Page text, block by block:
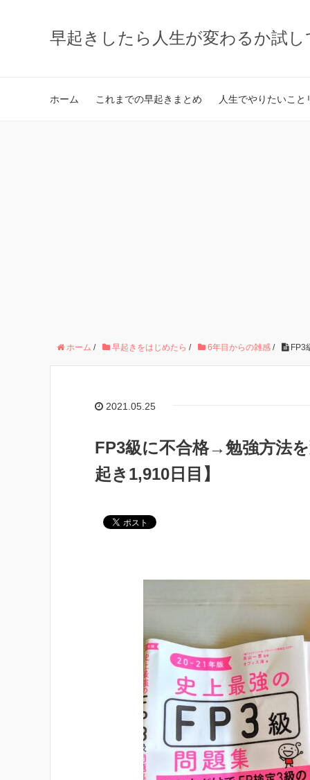
早起きしたら人生が変わるか試
ホーム これまでの早起きまとめ 人生でやりたいこと
ホーム / 早起きをはじめたら / 6年目からの雑感 / FP3
2021.05.25
FP3級に不合格→勉強方法
起き1,910日目】